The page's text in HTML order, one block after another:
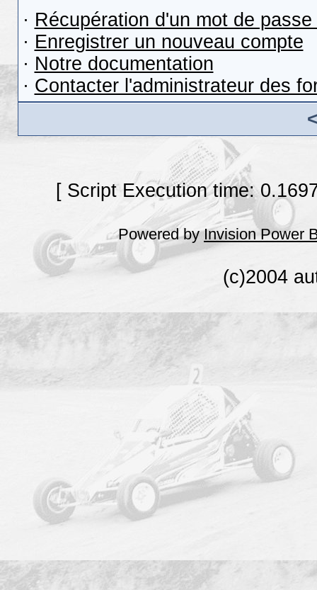
· Récupération d'un mot de passe
· Enregistrer un nouveau compte
· Notre documentation
· Contacter l'administrateur des
[ Script Execution time:
Powered byInvision Power
(c)2004